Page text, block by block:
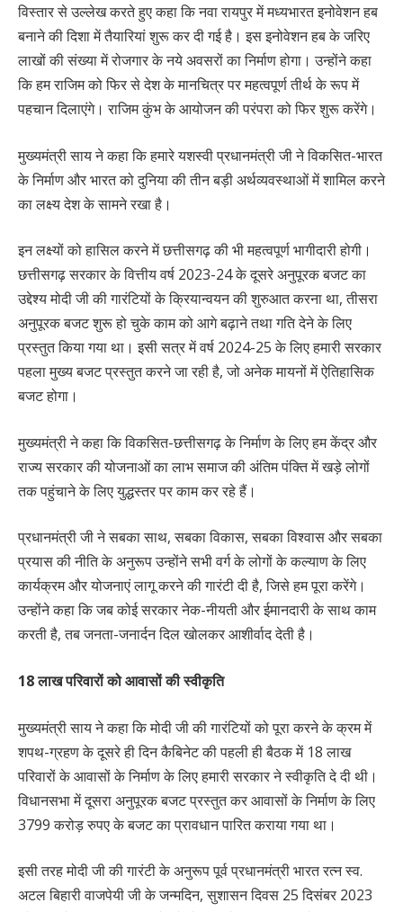
विस्तार से उल्लेख करते हुए कहा कि नवा रायपुर में मध्यभारत इनोवेशन हब
बनाने की दिशा में तैयारियां शुरू कर दी गई है। इस इनोवेशन हब के जरिए
लाखों की संख्या में रोजगार के नये अवसरों का निर्माण होगा। उन्होंने कहा
कि हम राजिम को फिर से देश के मानचित्र पर महत्वपूर्ण तीर्थ के रूप में
पहचान दिलाएंगे। राजिम कुंभ के आयोजन की परंपरा को फिर शुरू करेंगे।
मुख्यमंत्री साय ने कहा कि हमारे यशस्वी प्रधानमंत्री जी ने विकसित-भारत
के निर्माण और भारत को दुनिया की तीन बड़ी अर्थव्यवस्थाओं में शामिल करने
का लक्ष्य देश के सामने रखा है।
इन लक्ष्यों को हासिल करने में छत्तीसगढ़ की भी महत्वपूर्ण भागीदारी होगी।
छत्तीसगढ़ सरकार के वित्तीय वर्ष 2023-24 के दूसरे अनुपूरक बजट का
उद्देश्य मोदी जी की गारंटियों के क्रियान्वयन की शुरुआत करना था, तीसरा
अनुपूरक बजट शुरू हो चुके काम को आगे बढ़ाने तथा गति देने के लिए
प्रस्तुत किया गया था। इसी सत्र में वर्ष 2024-25 के लिए हमारी सरकार
पहला मुख्य बजट प्रस्तुत करने जा रही है, जो अनेक मायनों में ऐतिहासिक
बजट होगा।
मुख्यमंत्री ने कहा कि विकसित-छत्तीसगढ़ के निर्माण के लिए हम केंद्र और
राज्य सरकार की योजनाओं का लाभ समाज की अंतिम पंक्ति में खड़े लोगों
तक पहुंचाने के लिए युद्धस्तर पर काम कर रहे हैं।
प्रधानमंत्री जी ने सबका साथ, सबका विकास, सबका विश्वास और सबका
प्रयास की नीति के अनुरूप उन्होंने सभी वर्ग के लोगों के कल्याण के लिए
कार्यक्रम और योजनाएं लागू करने की गारंटी दी है, जिसे हम पूरा करेंगे।
उन्होंने कहा कि जब कोई सरकार नेक-नीयती और ईमानदारी के साथ काम
करती है, तब जनता-जनार्दन दिल खोलकर आशीर्वाद देती है।
18 लाख परिवारों को आवासों की स्वीकृति
मुख्यमंत्री साय ने कहा कि मोदी जी की गारंटियों को पूरा करने के क्रम में
शपथ-ग्रहण के दूसरे ही दिन कैबिनेट की पहली ही बैठक में 18 लाख
परिवारों के आवासों के निर्माण के लिए हमारी सरकार ने स्वीकृति दे दी थी।
विधानसभा में दूसरा अनुपूरक बजट प्रस्तुत कर आवासों के निर्माण के लिए
3799 करोड़ रुपए के बजट का प्रावधान पारित कराया गया था।
इसी तरह मोदी जी की गारंटी के अनुरूप पूर्व प्रधानमंत्री भारत रत्न स्व.
अटल बिहारी वाजपेयी जी के जन्मदिन, सुशासन दिवस 25 दिसंबर 2023